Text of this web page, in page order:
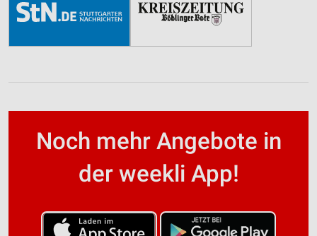
Noch mehr Angebote in
der weekli App!